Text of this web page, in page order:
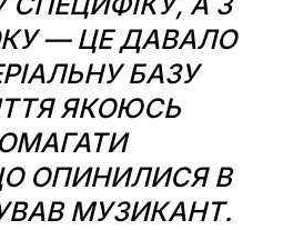
— ЦЕ ДАВАЛО
БАЗУ
ЯКОЮСЬ
ОПИНИЛИСЯ В
МУЗИКАНТ.